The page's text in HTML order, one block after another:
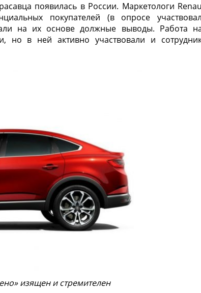
появилась в России. Маркетологи
покупателей (в опросе
на их основе должные выводы. Работа
но в ней активно участвовали и
изящен и стремителен